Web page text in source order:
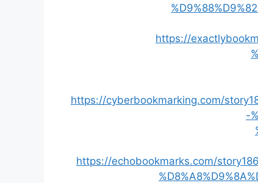
https://
https://cyberbookmarking.com/
-
https://echobookmarks.com/